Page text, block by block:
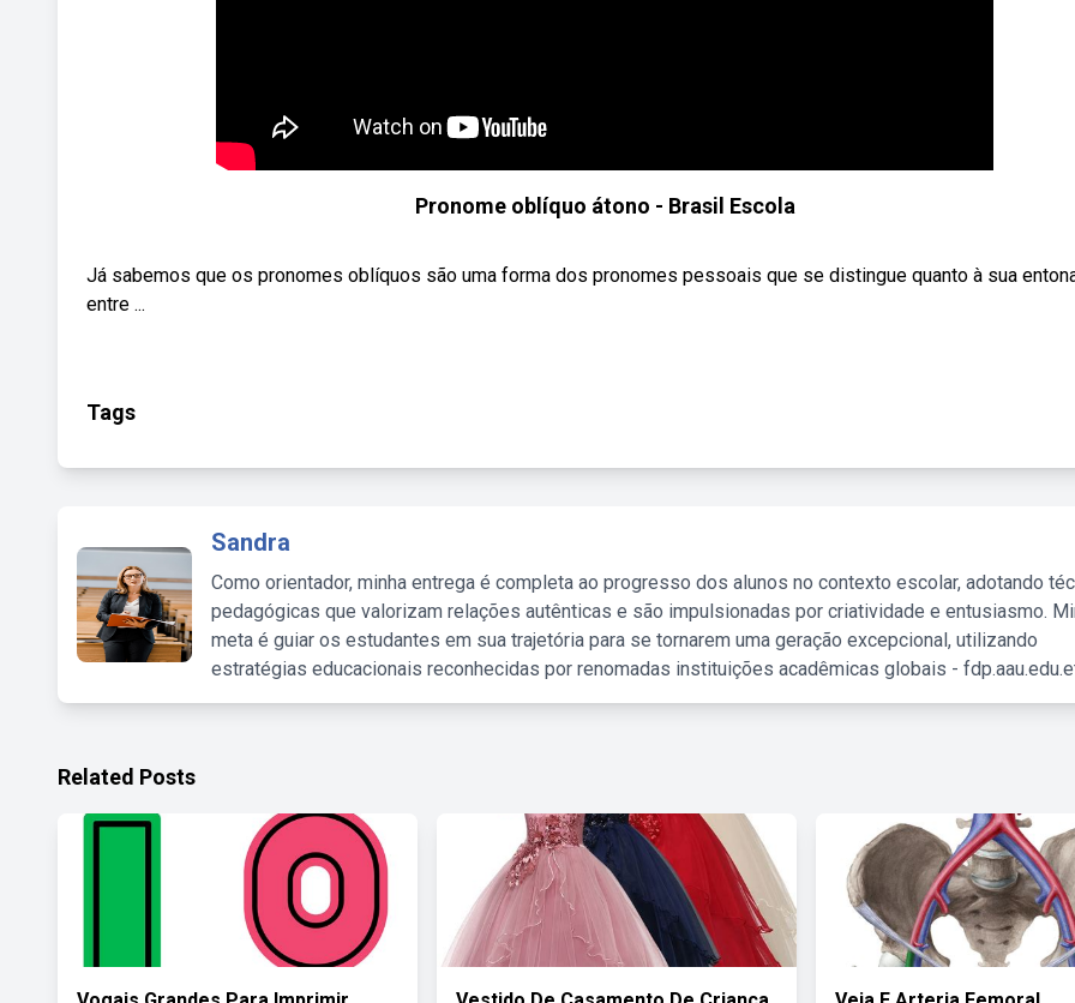
Pronome oblíquo átono - Brasil Escola
Já sabemos que os pronomes oblíquos são uma forma dos pronomes pessoais que se distingue quanto à sua
entre ...
Tags
Sandra
Como orientador, minha entrega é completa ao progresso dos alunos no contexto escolar, adotando
pedagógicas que valorizam relações autênticas e são impulsionadas por criatividade e entusiasmo.
meta é guiar os estudantes em sua trajetória para se tornarem uma geração excepcional, utilizando
estratégias educacionais reconhecidas por renomadas instituições acadêmicas globais -
Related Posts